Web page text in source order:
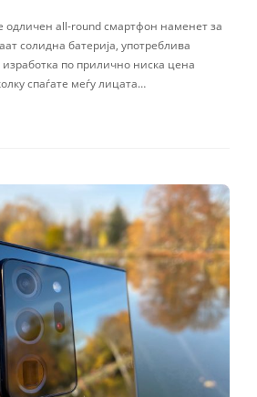
одличен all-round смартфон наменет за
солидна батерија, употреблива
по прилично ниска цена
спаѓате меѓу лицата…